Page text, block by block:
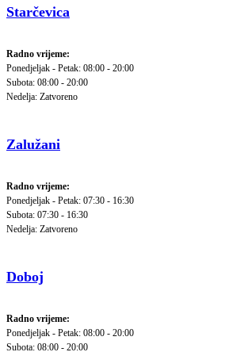
Starčevica
Radno vrijeme:
Ponedjeljak - Petak: 08:00 - 20:00
Subota: 08:00 - 20:00
Nedelja: Zatvoreno
Zalužani
Radno vrijeme:
Ponedjeljak - Petak: 07:30 - 16:30
Subota: 07:30 - 16:30
Nedelja: Zatvoreno
Doboj
Radno vrijeme:
Ponedjeljak - Petak: 08:00 - 20:00
Subota: 08:00 - 20:00